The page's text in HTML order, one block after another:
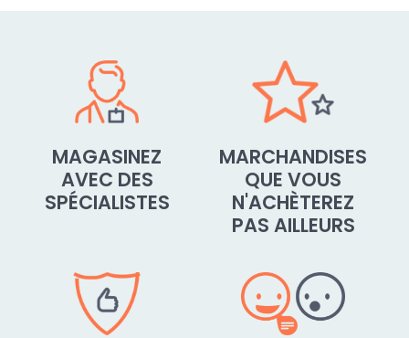
MAGASINEZ
AVEC DES
SPÉCIALISTES
MARCHANDISES
QUE VOUS
N'ACHÈTEREZ
PAS AILLEURS